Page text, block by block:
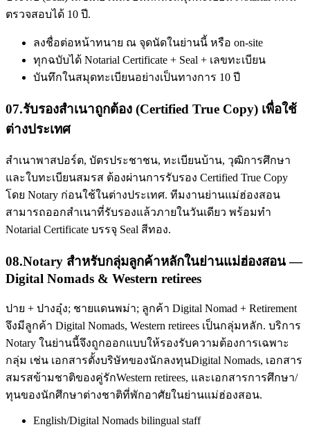
ตรวจสอบได้ 10 ปี.
ลงชื่อต่อหน้าทนาย ณ จุดนัดในย่านนี้ หรือ on-site
ทุกฉบับได้ Notarial Certificate + Seal + เลขทะเบียน
บันทึกในสมุดทะเบียนอย่างเป็นทางการ 10 ปี
07.รับรองสำเนาถูกต้อง (Certified True Copy) เพื่อใช้
ต่างประเทศ
สำเนาพาสปอร์ต, บัตรประชาชน, ทะเบียนบ้าน, วุฒิการศึกษา
และใบทะเบียนสมรส ต้องผ่านการรับรอง Certified True Copy
โดย Notary ก่อนใช้ในต่างประเทศ. ทีมงานย่านแม่ฮ่องสอน
สามารถออกสำเนาที่รับรองแล้วภายในวันเดียว พร้อมทำ
Notarial Certificate บรรจุ Seal สีทอง.
08.Notary สำหรับกลุ่มลูกค้าหลักในย่านแม่ฮ่องสอน —
Digital Nomads & Western retirees
ปาย + ปางอุ๋ง; ชายแดนพม่า; ลูกค้า Digital Nomad + Retirement
จึงมีลูกค้า Digital Nomads, Western retirees เป็นกลุ่มหลัก. บริการ
Notary ในย่านนี้จึงถูกออกแบบให้รองรับความต้องการเฉพาะ
กลุ่ม เช่น เอกสารตั้งบริษัทของนักลงทุนDigital Nomads, เอกสาร
สมรสข้ามชาติของคู่รักWestern retirees, และเอกสารการศึกษา/
ทุนของนักศึกษาต่างชาติที่พักอาศัยในย่านแม่ฮ่องสอน.
English/Digital Nomads bilingual staff